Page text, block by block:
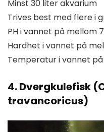
Minst 30 liter akvarium
Trives best med flere i
PH i vannet på mellom
Hardhet i vannet på
Temperatur i vannet
4. Dvergkulefisk
travancoricus)